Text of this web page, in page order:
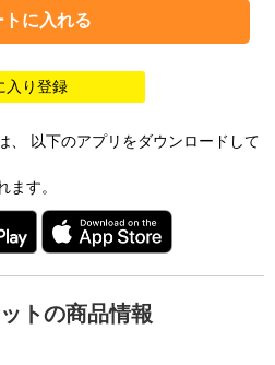
入り登録
、 以下のアプリをダウンロードして
す。
トの商品情報